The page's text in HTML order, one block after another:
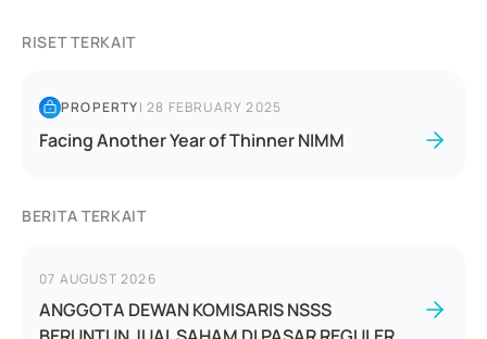
RISET TERKAIT
PROPERTY|28 FEBRUARY 2025
Facing Another Year of Thinner NIMM
BERITA TERKAIT
07 AUGUST 2026
ANGGOTA DEWAN KOMISARIS NSSS